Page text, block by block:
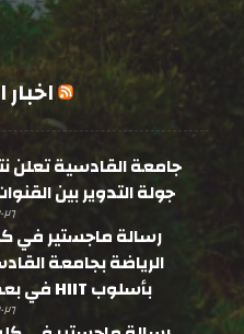
جامعة القادسية تعلن
جولة التدوير بين القنوات
رسالة ماجستير في
الرياضة بجامعة
بأسلوب HIIT في بعض عناصر اللياقة البدنية